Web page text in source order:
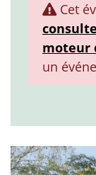
Cet
moteur
un